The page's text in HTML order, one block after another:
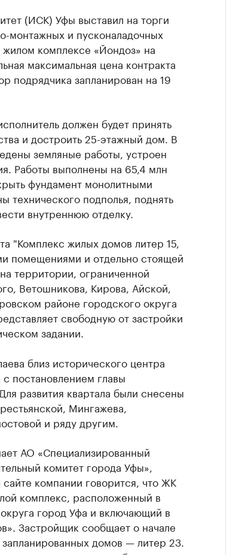
(ИСК) Уфы выставил на торги
монтажных и пусконаладочных
комплексе «Йондоз» на
максимальная цена контракта
подрядчика запланирован на 19
должен будет принять
и достроить 25-этажный дом. В
земляные работы, устроен
Работы выполнены на 65,4 млн
фундамент монолитными
технического подполья, поднять
внутреннюю отделку.
"Комплекс жилых домов литер 15,
помещениями и отдельно стоящей
территории, ограниченной
Ветошникова, Кирова, Айской,
районе городского округа
свободную от застройки
задании.
близ исторического центра
постановлением главы
развития квартала были снесены
Мингажева,
и ряду другим.
АО «Специализированный
комитет города Уфы»,
компании говорится, что ЖК
комплекс, расположенный в
город Уфа и включающий в
Застройщик сообщает о начале
домов — литер 23.